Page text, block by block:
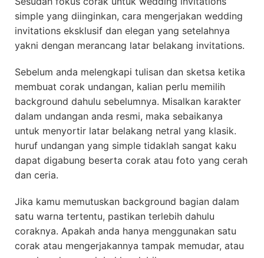
simple yang diinginkan, cara mengerjakan wedding
invitations eksklusif dan elegan yang setelahnya
yakni dengan merancang latar belakang invitations.
Sebelum anda melengkapi tulisan dan sketsa ketika
membuat corak undangan, kalian perlu memilih
background dahulu sebelumnya. Misalkan karakter
dalam undangan anda resmi, maka sebaikanya
untuk menyortir latar belakang netral yang klasik.
huruf undangan yang simple tidaklah sangat kaku
dapat digabung beserta corak atau foto yang cerah
dan ceria.
Jika kamu memutuskan background bagian dalam
satu warna tertentu, pastikan terlebih dahulu
coraknya. Apakah anda hanya menggunakan satu
corak atau mengerjakannya tampak memudar, atau